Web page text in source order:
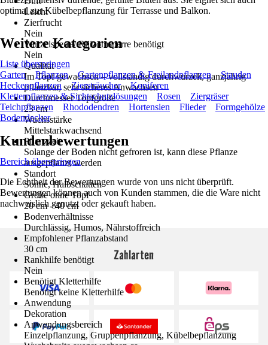
Leicht
Zierfrucht
Nein
Wurzelsperre/ Rhizomsperre benötigt
Nein
Qualität
Im Topf gewachsen – vollständig durchwurzelt, ganzjährig
pflanzbar, sehr sicheres Anwachsen
Durchmesser Topfgröße
23 cm
Wuchsstärke
Mittelstarkwachsend
Pflanzzeit
Solange der Boden nicht gefroren ist, kann diese Pflanze
ausgepflanzt werden
Standort
Sonne, Halbschatten
Größe ohne Topf
20 cm - 40 cm
Bodenverhältnisse
Durchlässig, Humos, Nährstoffreich
Empfohlener Pflanzabstand
30 cm
Rankhilfe benötigt
Nein
Benötigt Kletterhilfe
Benötigt keine Kletterhilfe
Anwendung
Dekoration
Anwendungsbereich
Einzelpflanzung, Gruppenpflanzung, Kübelbepflanzung
optimal zur Kübelbepflanzung für Terrasse und Balkon.
Weitere Kategorien
Liste überspringen
Garten
Pflanzen Gartenpflanzen & Freilandpflanzen
Stauden
Heckenpflanzen
Ziersträucher
Koniferen
Kletterpflanzen & Sichtschutzlösungen
Rosen
Ziergräser
Teichpflanzen
Rhododendren Hortensien Flieder
Formgehölze
Bodendecker
Kundenbewertungen
Bereich überspringen
Die Echtheit der Bewertungen wurde von uns nicht überprüft.
Bewertungen können auch von Kunden stammen, die die Ware nicht
nachweislich genutzt oder gekauft haben.
Zahlarten